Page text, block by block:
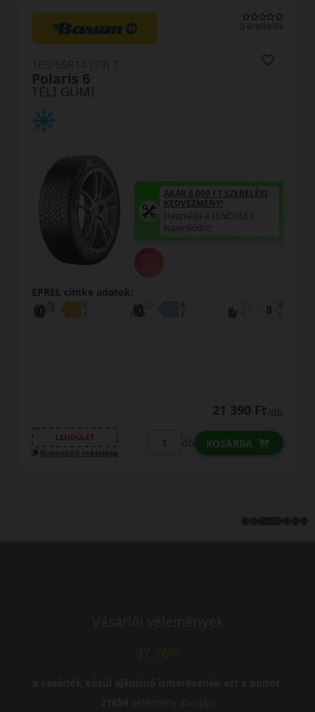
0 értékelés
TÉLI GUMI
Polaris 6
AKÁR 8.000 FT SZERELÉSI
KEDVEZMÉNY!
Használja a LENDÜLET
kuponkódot!
EPREL cimke adatok:
21 390 Ft/db
LENDÜLET
Kuponkód másolása
db KOSÁRBA